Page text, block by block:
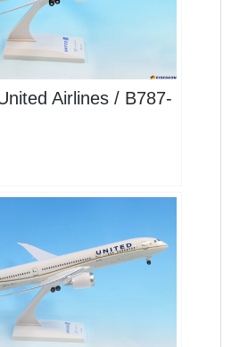
Airlines / B787-